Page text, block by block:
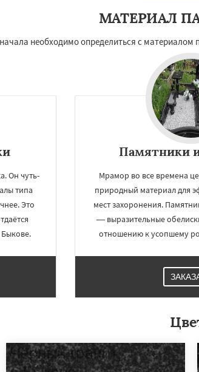
МАТЕРИАЛ
необходимо определиться с
Он чуть-
типа
Это
Памятники
Мрамор во все времена
природный материал для
мест захоронения.
— выразительные
отношению к усопшему